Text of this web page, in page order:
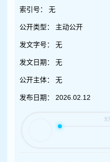
索引号： 无
公开类型： 主动公开
发文字号： 无
发文日期： 无
公开主体： 无
发布日期： 2026.02.12